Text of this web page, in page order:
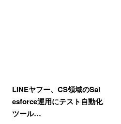
LINEヤフー、CS領域のSal
esforce運用にテスト自動化
ツール…